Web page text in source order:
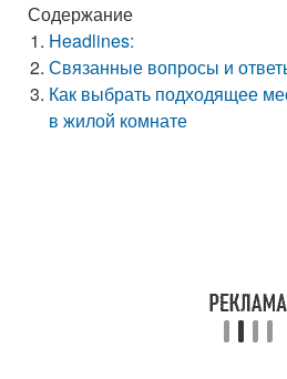
Содержание
Headlines:
Связанные вопросы и
Как выбрать подходящее
в жилой комнате